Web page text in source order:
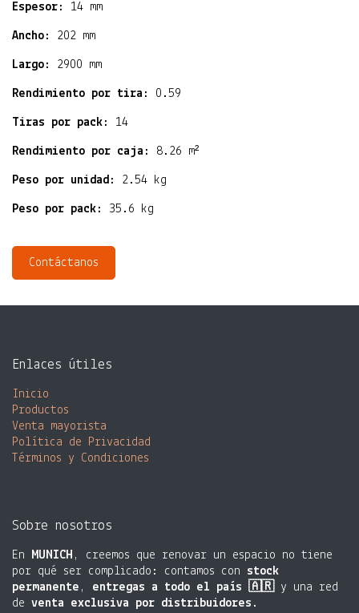
Espesor: 14 mm
Ancho: 202 mm
Largo: 2900 mm
Rendimiento por tira: 0.59
Tiras por pack: 14
Rendimiento por caja: 8.26 m²
Peso por unidad: 2.54 kg
Peso por pack: 35.6 kg
Contáctanos
Enlaces útiles
Inicio
Productos
Venta mayorista​
Política de Privacidad
Términos y Condiciones
Sobre nosotros
En MUNICH , creemos que renovar un espacio no tiene
por qué ser complicado: contamos con stock
permanente , entregas a todo el país 🇦🇷y una red
de venta exclusiva por distribuidores .